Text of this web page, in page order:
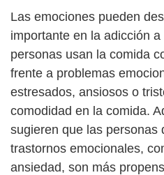
Las emociones pueden
importante en la adicción
personas usan la comida
frente a problemas
estresados, ansiosos o
comodidad en la comida.
sugieren que las personas
trastornos emocionales,
ansiedad, son más